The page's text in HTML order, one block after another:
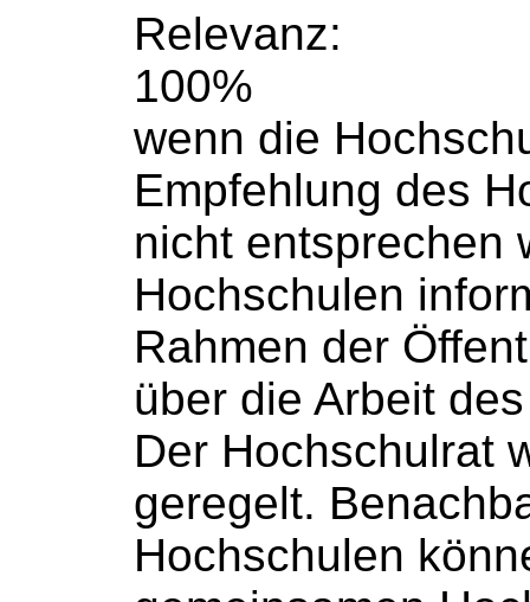
Relevanz:
100%
wenn die
Empfehlung des
nicht entsprechen
Hochschulen
Rahmen der
über die Arbeit
Der Hochschulrat
geregelt.
Hochschulen